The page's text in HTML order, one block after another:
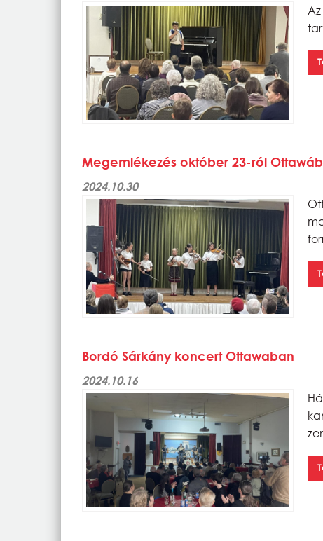
Megemlékezés október 23-ról
2024.10.30
Bordó Sárkány koncert Ottawaban
2024.10.16